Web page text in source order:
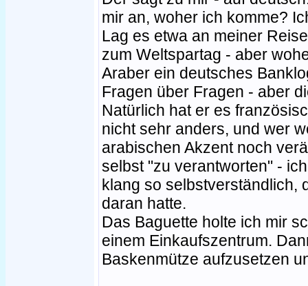
mir an, woher ich komme?
Lag es etwa an meiner
zum Weltspartag - aber
Araber ein deutsches
Fragen über Fragen - aber
Natürlich hat er es
nicht sehr anders, und wer
arabischen Akzent noch
selbst "zu verantworten" -
klang so selbstverständlich,
daran hatte.
Das Baguette holte ich mir
einem Einkaufszentrum.
Baskenmütze aufzusetzen